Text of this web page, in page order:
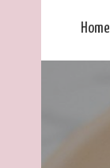
Home